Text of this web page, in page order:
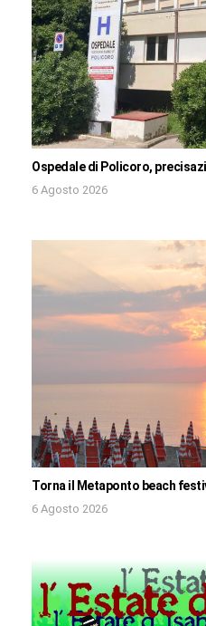
Ospedale di Policoro,
6 Agosto 2026
Torna il Metaponto beach
6 Agosto 2026